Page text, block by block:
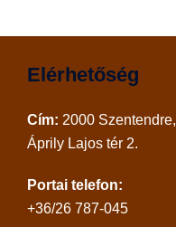
Elérhetőség
Cím: 2000 Szentendre,
Áprily Lajos tér 2.
Portai telefon:
+36/26 787-045